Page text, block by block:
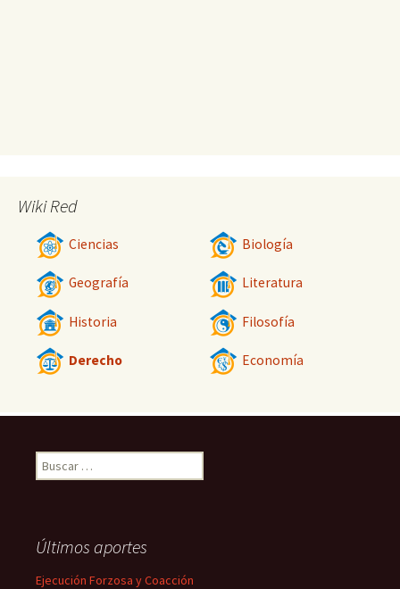
Wiki Red
Ciencias Biología
Geografía Literatura
Historia Filosofía
Derecho Economía
Buscar:
Últimos aportes
Ejecución Forzosa y Coacción